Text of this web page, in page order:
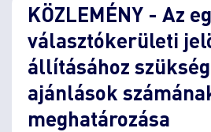
KÖZLEMÉNY - Az
választókerületi
állításához
ajánlások
meghatározása